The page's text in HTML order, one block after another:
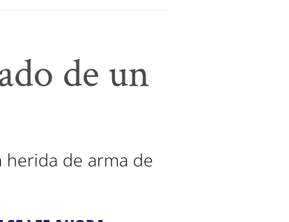
de un
herida de arma de